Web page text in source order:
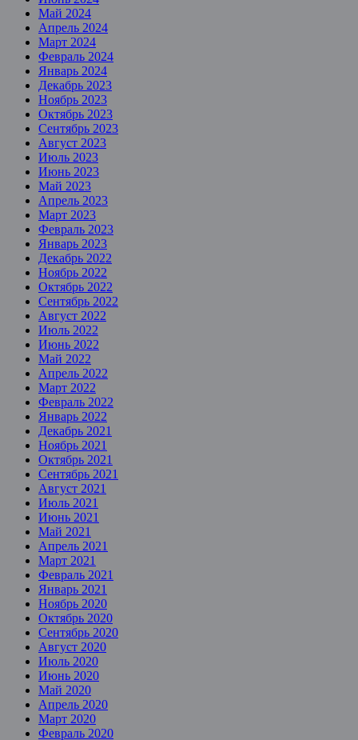
Май 2024
Апрель 2024
Март 2024
Февраль 2024
Январь 2024
Декабрь 2023
Ноябрь 2023
Октябрь 2023
Сентябрь 2023
Август 2023
Июль 2023
Июнь 2023
Май 2023
Апрель 2023
Март 2023
Февраль 2023
Январь 2023
Декабрь 2022
Ноябрь 2022
Октябрь 2022
Сентябрь 2022
Август 2022
Июль 2022
Июнь 2022
Май 2022
Апрель 2022
Март 2022
Февраль 2022
Январь 2022
Декабрь 2021
Ноябрь 2021
Октябрь 2021
Сентябрь 2021
Август 2021
Июль 2021
Июнь 2021
Май 2021
Апрель 2021
Март 2021
Февраль 2021
Январь 2021
Ноябрь 2020
Октябрь 2020
Сентябрь 2020
Август 2020
Июль 2020
Июнь 2020
Май 2020
Апрель 2020
Март 2020
Февраль 2020